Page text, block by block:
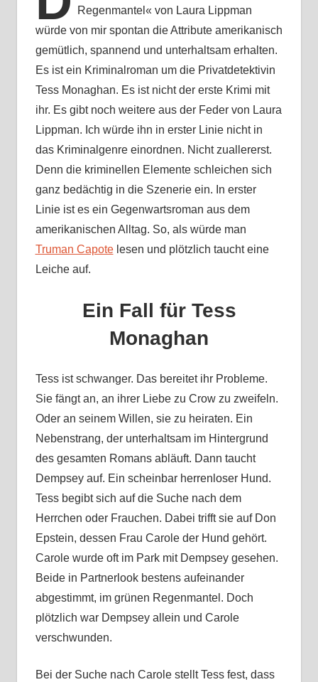
Regenmantel« von Laura Lippman
würde von mir spontan die Attribute amerikanisch
gemütlich, spannend und unterhaltsam erhalten.
Es ist ein Kriminalroman um die Privatdetektivin
Tess Monaghan. Es ist nicht der erste Krimi mit
ihr. Es gibt noch weitere aus der Feder von Laura
Lippman. Ich würde ihn in erster Linie nicht in
das Kriminalgenre einordnen. Nicht zuallererst.
Denn die kriminellen Elemente schleichen sich
ganz bedächtig in die Szenerie ein. In erster
Linie ist es ein Gegenwartsroman aus dem
amerikanischen Alltag. So, als würde man
Truman Capotelesen und plötzlich taucht eine
Leiche auf.
Ein Fall für Tess
Monaghan
Tess ist schwanger. Das bereitet ihr Probleme.
Sie fängt an, an ihrer Liebe zu Crow zu zweifeln.
Oder an seinem Willen, sie zu heiraten. Ein
Nebenstrang, der unterhaltsam im Hintergrund
des gesamten Romans abläuft. Dann taucht
Dempsey auf. Ein scheinbar herrenloser Hund.
Tess begibt sich auf die Suche nach dem
Herrchen oder Frauchen. Dabei trifft sie auf Don
Epstein, dessen Frau Carole der Hund gehört.
Carole wurde oft im Park mit Dempsey gesehen.
Beide in Partnerlook bestens aufeinander
abgestimmt, im grünen Regenmantel. Doch
plötzlich war Dempsey allein und Carole
verschwunden.
Bei der Suche nach Carole stellt Tess fest, dass